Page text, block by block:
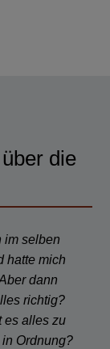
die
im selben
hatte mich
dann
richtig?
es alles zu
Ordnung?